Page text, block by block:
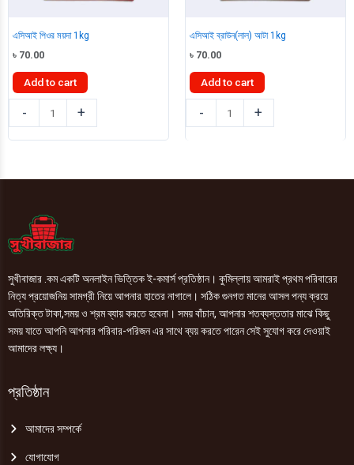
এসিআই পিওর ময়দা 1kg
৳ 70.00
Add to cart
-
পিওর
ময়দা
+
এসিআই ব্রাউন(লাল) আটা 1kg
৳ 70.00
Add to cart
-
ব্রাউন(লাল)
আটা
+
সুখীবাজার .কম একটি অনলাইন ভিত্তিক ই-কমার্স প্রতিষ্ঠান। কুমিল্লায় আমরাই প্রথম পরিবারের
নিত্য প্রয়োজনিয় সামগ্রী নিয়ে আপনার হাতের নাগালে। সঠিক গুনগত মানের আসল পন্য ক্রয়ে
অতিরিক্ত টাকা,সময় ও শ্রম ব্যায় করতে হবেনা। সময় বাঁচান, আপনার শতব্যস্ততার মাঝে কিছু
সময় যাতে আপনি আপনার পরিবার-পরিজন এর সাথে ব্যয় করতে পারেন সেই সুযোগ করে দেওয়াই
আমাদের লক্ষ্য।
প্রতিষ্ঠান
আমাদের সম্পর্কে
যোগাযোগ